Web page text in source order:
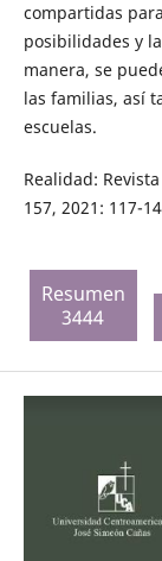
compartidas
posibilidades y
manera, se
las familias, así
escuelas.
Realidad:
157, 2021: 117-
Resumen
3444